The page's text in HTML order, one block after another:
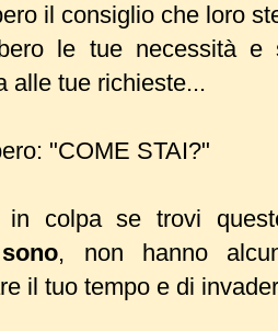
il consiglio che loro
le tue necessità e
alle tue richieste...
"COME STAI?"
in colpa se trovi
, non hanno
il tuo tempo e di